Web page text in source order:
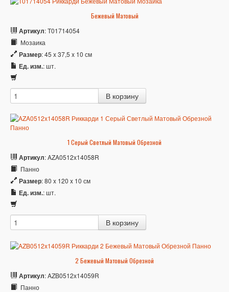
Бежевый Матовый
Артикул: T01714054
Мозаика
Размер: 45 x 37,5 x 10 см
Ед. изм.: шт.
1 Серый Светлый Матовый Обрезной
Артикул: AZA0512x14058R
Панно
Размер: 80 x 120 x 10 см
Ед. изм.: шт.
2 Бежевый Матовый Обрезной
Артикул: AZB0512x14059R
Панно